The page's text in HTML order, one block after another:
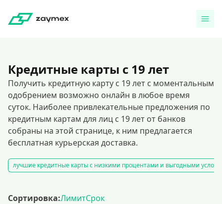
Кредитные карты с 19 лет
Получить кредитную карту с 19 лет с моментальным
одобрением возможно онлайн в любое время
суток. Наиболее привлекательные предложения по
кредитным картам для лиц с 19 лет от банков
собраны на этой странице, к ним предлагается
бесплатная курьерская доставка.
лучшие кредитные карты с низкими процентами и выгодными
Сортировка:ЛимитСрок